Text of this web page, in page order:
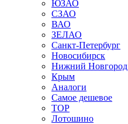
ЮЗАО
СЗАО
ВАО
ЗЕЛАО
Санкт-Петербург
Новосибирск
Нижний Новгород
Крым
Аналоги
Самое дешевое
TOP
Лотошино